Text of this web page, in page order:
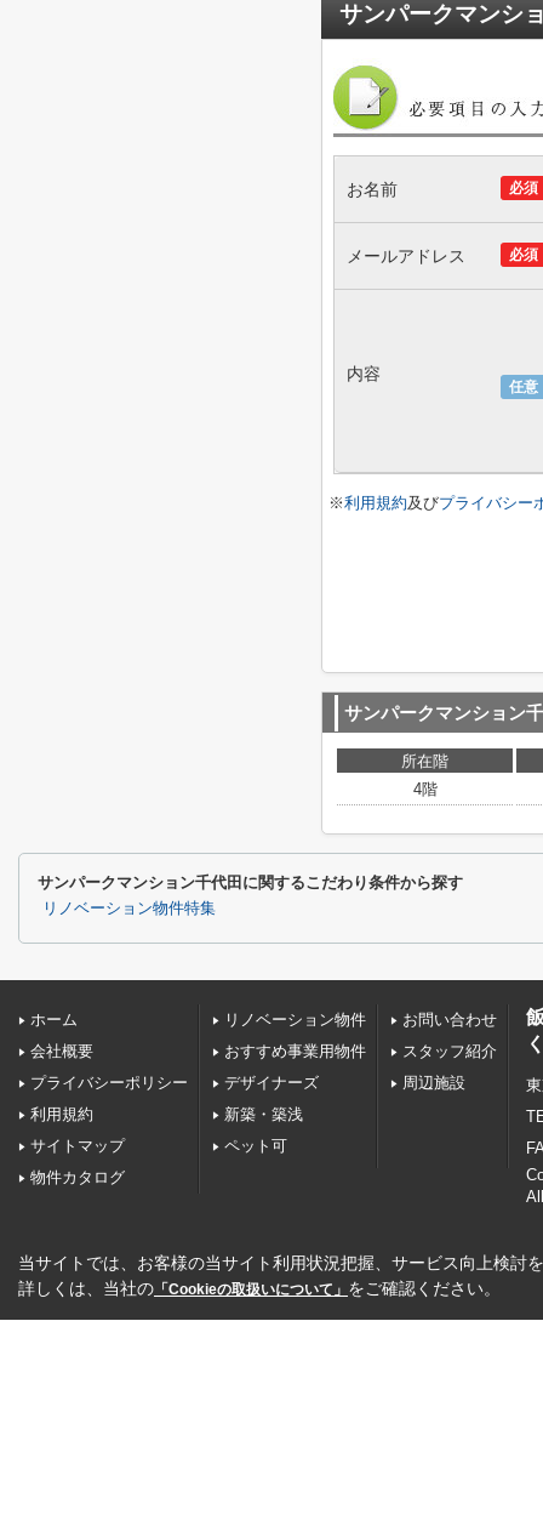
サンパークマンシ
必須
お名前
必須
メールアドレス
任意
内容
※利用規約及びプライバシー
サンパークマンション
所在階
4階
サンパークマンション千代田に関するこだわり条件から探す
リノベーション物件特集
ホーム
会社概要
プライバシーポリシー
利用規約
サイトマップ
物件カタログ
リノベーション物件
おすすめ事業用物件
デザイナーズ
新築・築浅
ペット可
お問い合わせ
スタッフ紹介
周辺施設
当サイトでは、お客様の当サイト利用状況把握、サービス向上検討
詳しくは、当社の 「Cookieの取扱いについて」 をご確認ください。